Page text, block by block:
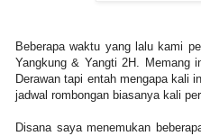
Beberapa waktu yang lalu kami
Yangkung & Yangti 2H. Memang
Derawan tapi entah mengapa kali
jadwal rombongan biasanya kali
Disana saya menemukan